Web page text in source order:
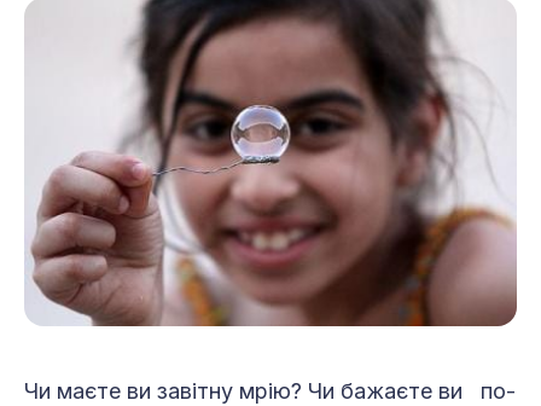
Чи маєте ви завітну мрію? Чи бажаєте ви по-